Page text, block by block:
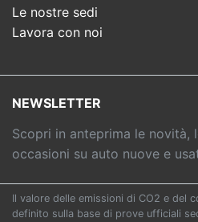
Le nostre sedi
Lavora con noi
NEWSLETTER
Scopri in anteprima le novità,
occasioni su auto nuove e
Il valore delle emissioni di CO2 e del
definito sulla base di prove ufficiali